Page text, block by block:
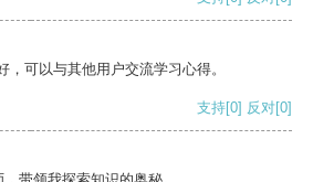
可以与其他用户交流学习心得。
支持[0] 反对[0]